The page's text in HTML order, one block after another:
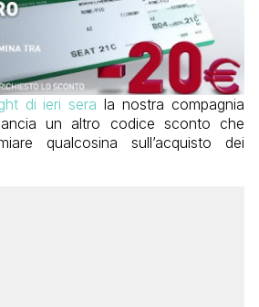
di ieri sera la nostra compagnia
un altro codice sconto che
qualcosina sull’acquisto dei